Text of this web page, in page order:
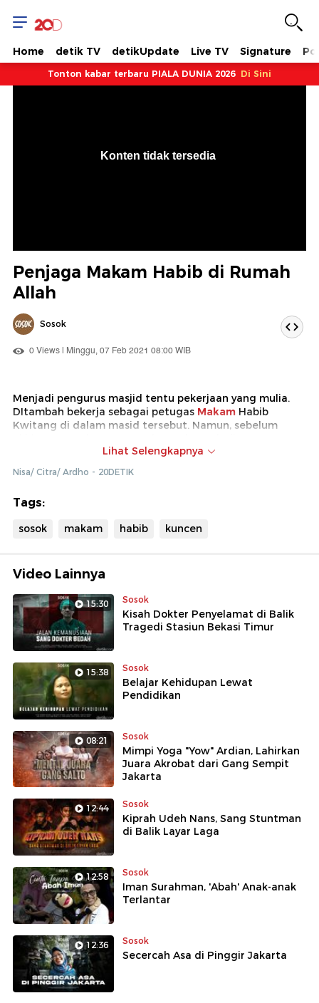
Home detik TV detikUpdate Live TV Signature
Tonton kabar terbaru PIALA DUNIA 2026 Di Sini
Konten tidak tersedia
Penjaga Makam Habib di Rumah
Allah
Sosok
0 Views | Minggu, 07 Feb 2021 08:00 WIB
Menjadi pengurus masjid tentu pekerjaan yang mulia.
DItambah bekerja sebagai petugas Makam Habib
Kwitang di dalam masid tersebut. Namun, sebelum
rupanya Husin, sempat bermimpi. Seperti apa ceritanya?
Lihat Selengkapnya
Nisa/ Citra/ Ardho - 20DETIK
Tags:
sosok makam habib kuncen
Video Lainnya
15:30 Sosok
Kisah Dokter Penyelamat di Balik
Tragedi Stasiun Bekasi Timur
15:38 Sosok
Belajar Kehidupan Lewat
Pendidikan
08:21 Sosok
Mimpi Yoga "Yow" Ardian, Lahirkan
Juara Akrobat dari Gang Sempit
Jakarta
12:44 Sosok
Kiprah Udeh Nans, Sang Stuntman
di Balik Layar Laga
12:58 Sosok
Iman Surahman, 'Abah' Anak-anak
Terlantar
12:36 Sosok
Secercah Asa di Pinggir Jakarta